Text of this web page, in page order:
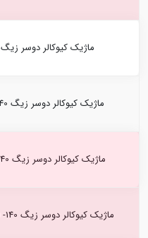
ماژیک کیوکالر دوسر زیگ Pink (225) -140
ماژیک کیوکالر دوسر زیگ Dark Pink (229) -140
ماژیک کیوکالر دوسر زیگ Pale Rose (262) -140
ماژیک کیوکالر دوسر زیگ Geranium Red (264) -140